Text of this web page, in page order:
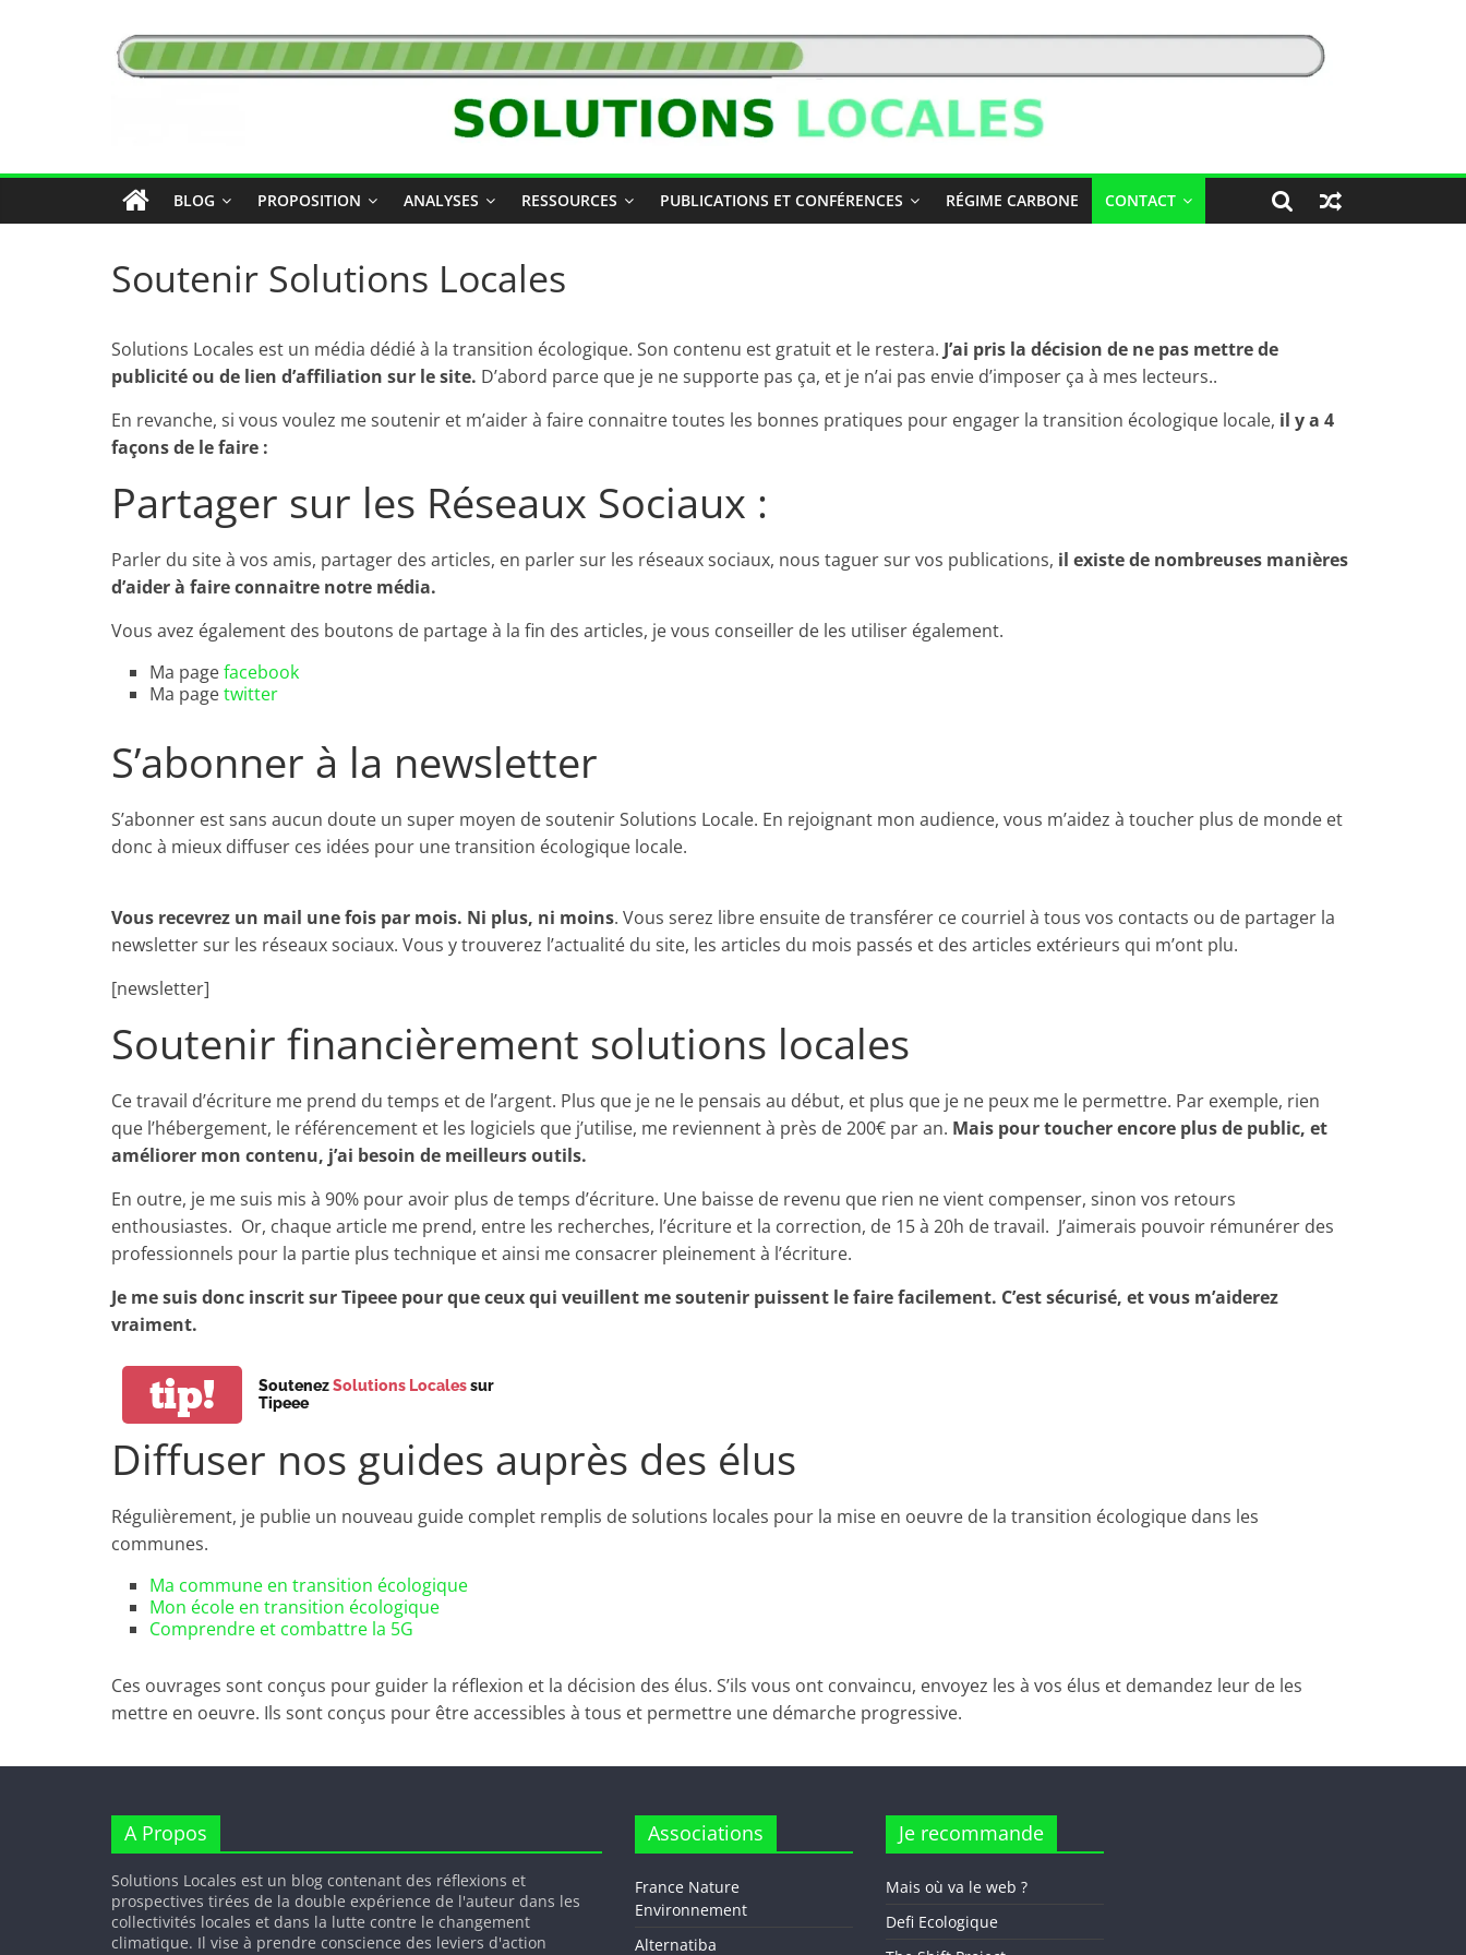
Solutions
BLOG PROPOSITION ANALYSES RESSOURCES PUBLICATIONS ET CONFÉRENCES RÉGIME CARBONE CONTACT
Soutenir Solutions Locales
Solutions Locales est un média dédié à la transition écologique. Son contenu est gratuit et le restera. J’ai pris la décision de ne pas mettre de
publicité ou de lien d’affiliation sur le site. D’abord parce que je ne supporte pas ça, et je n’ai pas envie d’imposer ça à mes lecteurs..
En revanche, si vous voulez me soutenir et m’aider à faire connaitre toutes les bonnes pratiques pour engager la transition écologique locale, il y a 4
façons de le faire :
Partager sur les Réseaux Sociaux :
Parler du site à vos amis, partager des articles, en parler sur les réseaux sociaux, nous taguer sur vos publications, il existe de nombreuses manières
d’aider à faire connaitre notre média.
Vous avez également des boutons de partage à la fin des articles, je vous conseiller de les utiliser également.
Ma pagefacebook
Ma pagetwitter
S’abonner à la newsletter
S’abonner est sans aucun doute un super moyen de soutenir Solutions Locale. En rejoignant mon audience, vous m’aidez à toucher plus de monde et
donc à mieux diffuser ces idées pour une transition écologique locale.
Vous recevrez un mail une fois par mois. Ni plus, ni moins. Vous serez libre ensuite de transférer ce courriel à tous vos contacts ou de partager la
newsletter sur les réseaux sociaux. Vous y trouverez l’actualité du site, les articles du mois passés et des articles extérieurs qui m’ont plu.
[newsletter]
Soutenir financièrement solutions locales
Ce travail d’écriture me prend du temps et de l’argent. Plus que je ne le pensais au début, et plus que je ne peux me le permettre. Par exemple, rien
que l’hébergement, le référencement et les logiciels que j’utilise, me reviennent à près de 200€ par an. Mais pour toucher encore plus de public, et
améliorer mon contenu, j’ai besoin de meilleurs outils.
En outre, je me suis mis à 90% pour avoir plus de temps d’écriture. Une baisse de revenu que rien ne vient compenser, sinon vos retours
enthousiastes. Or, chaque article me prend, entre les recherches, l’écriture et la correction, de 15 à 20h de travail. J’aimerais pouvoir rémunérer des
professionnels pour la partie plus technique et ainsi me consacrer pleinement à l’écriture.
Je me suis donc inscrit sur Tipeee pour que ceux qui veuillent me soutenir puissent le faire facilement. C’est sécurisé, et vous m’aiderez
vraiment.
tip! SoutenezSolutions Localessur
Tipeee
Diffuser nos guides auprès des élus
Régulièrement, je publie un nouveau guide complet remplis de solutions locales pour la mise en oeuvre de la transition écologique dans les
communes.
Ma commune en transition écologique
Mon école en transition écologique
Comprendre et combattre la 5G
Ces ouvrages sont conçus pour guider la réflexion et la décision des élus. S’ils vous ont convaincu, envoyez les à vos élus et demandez leur de les
mettre en oeuvre. Ils sont conçus pour être accessibles à tous et permettre une démarche progressive.
A Propos
Solutions Locales est un blog contenant des réflexions et
prospectives tirées de la double expérience de l'auteur dans les
collectivités locales et dans la lutte contre le changement
climatique. Il vise à prendre conscience des leviers d'action
Associations
France Nature
Environnement
Alternatiba
Je recommande
Mais où va le web ?
Defi Ecologique